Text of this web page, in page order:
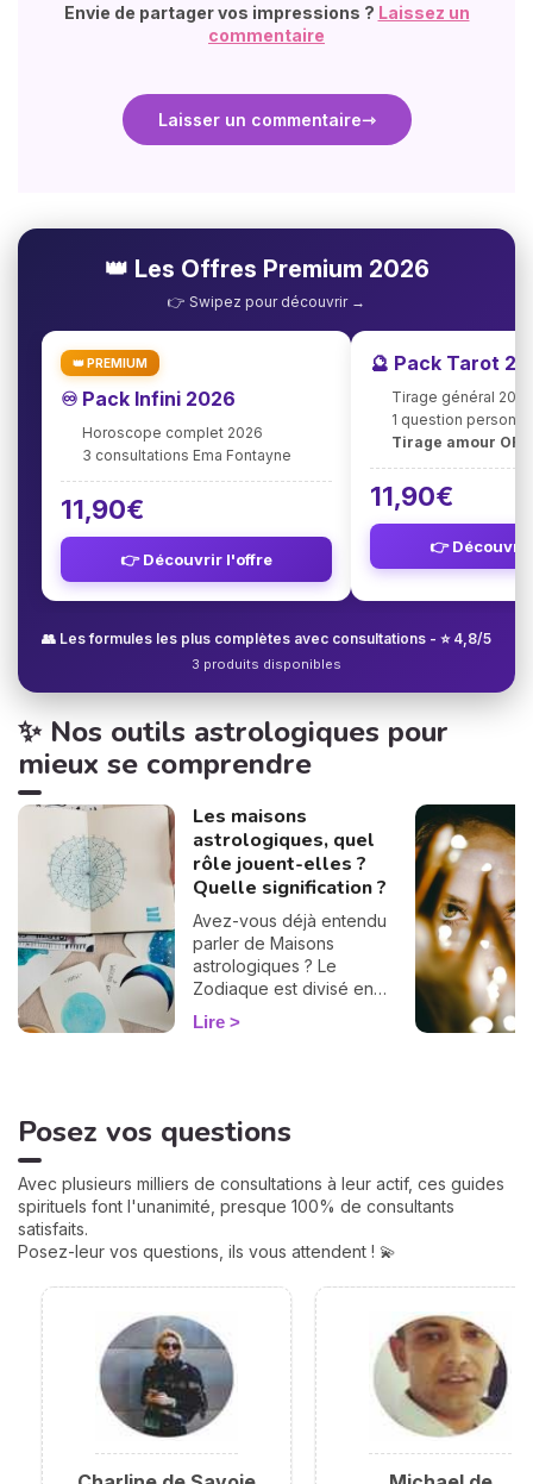
Envie de partager vos impressions ? Laissez un
commentaire
Laisser un commentaire
👑 Les Offres Premium 2026
👉 Swipez pour découvrir →
👑 PREMIUM
♾️ Pack Infini 2026
Horoscope complet 2026
3 consultations Ema Fontayne
11,90€
👉 Découvrir l'offre
🔮 Pack Tarot
Tirage général 2026
1 question
Tirage amour
11,90€
👉
👥 Les formules les plus complètes avec consultations - ⭐ 4,8/5
3 produits disponibles
✨ Nos outils astrologiques pour
mieux se comprendre
Les maisons
astrologiques, quel
rôle jouent-elles ?
Quelle signification ?
Avez-vous déjà entendu
parler de Maisons
astrologiques ? Le
Zodiaque est divisé en
douze Maisons et chacune
correspond à une sphère
naissance, elles jouent un
rôle très important pour
personnalité et votre avenir.
Voici leurs significations !
Lire
Posez vos questions
Avec plusieurs milliers de consultations à leur actif, ces guides
spirituels font l'unanimité, presque 100% de consultants
satisfaits.
Posez-leur vos questions, ils vous attendent ! 💫